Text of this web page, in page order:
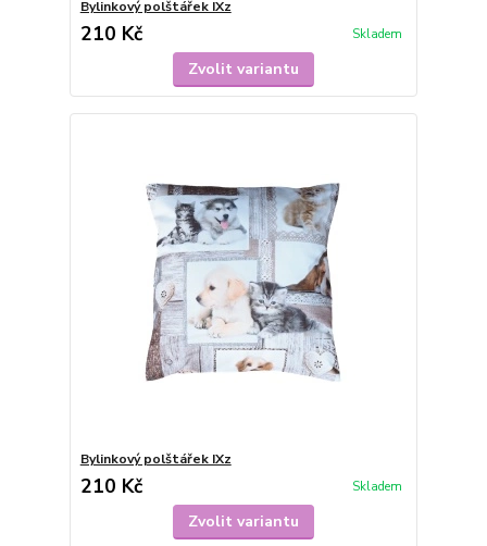
Bylinkový polštářek IXz
210 Kč Skladem
Zvolit variantu
Bylinkový polštářek IXz
210 Kč Skladem
Zvolit variantu